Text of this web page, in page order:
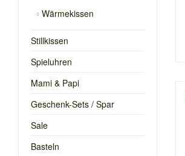
Wärmekissen
Stillkissen
Spieluhren
Mami & Papi
Geschenk-Sets / Spar
Sale
Basteln